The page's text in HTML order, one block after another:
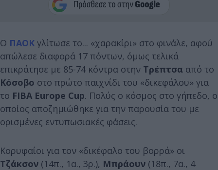
Ο ΠΑΟΚ γλίτωσε το... «χαρακίρι» στο φινάλε, αφού
απώλεσε διαφορά 17 πόντων, όμως τελικά
επικράτησε με 85-74 κόντρα στην Τρέπτσα από το
Κόσοβο στο πρώτο παιχνίδι του «δικεφάλου» για
το FIBA Europe Cup. Πολύς ο κόσμος στο γήπεδο, ο
οποίος αποζημιώθηκε για την παρουσία του με
ορισμένες εντυπωσιακές φάσεις.
Κορυφαίοι για τον «δικέφαλο του βορρά» οι
Τζάκσον (14π., 1α., 3ρ.), Μπράουν (18π., 7α., 4